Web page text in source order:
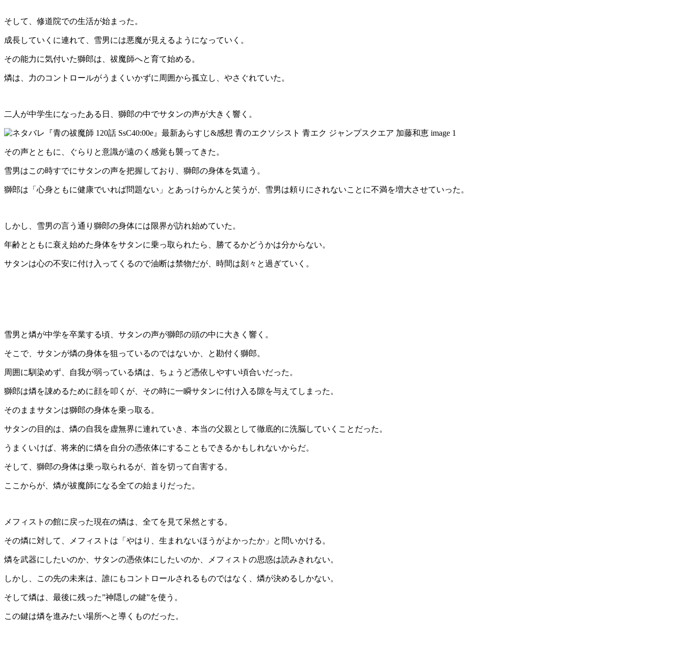
そして、修道院での生活が始まった。
成長していくに連れて、雪男には悪魔が見えるようになっていく。
その能力に気付いた獅郎は、祓魔師へと育て始める。
燐は、力のコントロールがうまくいかずに周囲から孤立し、やさぐれていた。
二人が中学生になったある日、獅郎の中でサタンの声が大きく響く。
その声とともに、ぐらりと意識が遠のく感覚も襲ってきた。
雪男はこの時すでにサタンの声を把握しており、獅郎の身体を気遣う。
獅郎は「心身ともに健康でいれば問題ない」とあっけらかんと笑うが、雪男は頼りにされないことに不満を増大させていった。
しかし、雪男の言う通り獅郎の身体には限界が訪れ始めていた。
年齢とともに衰え始めた身体をサタンに乗っ取られたら、勝てるかどうかは分からない。
サタンは心の不安に付け入ってくるので油断は禁物だが、時間は刻々と過ぎていく。
雪男と燐が中学を卒業する頃、サタンの声が獅郎の頭の中に大きく響く。
そこで、サタンが燐の身体を狙っているのではないか、と勘付く獅郎。
周囲に馴染めず、自我が弱っている燐は、ちょうど憑依しやすい頃合いだった。
獅郎は燐を諌めるために顔を叩くが、その時に一瞬サタンに付け入る隙を与えてしまった。
そのままサタンは獅郎の身体を乗っ取る。
サタンの目的は、燐の自我を虚無界に連れていき、本当の父親として徹底的に洗脳していくことだった。
うまくいけば、将来的に燐を自分の憑依体にすることもできるかもしれないからだ。
そして、獅郎の身体は乗っ取られるが、首を切って自害する。
ここからが、燐が祓魔師になる全ての始まりだった。
メフィストの館に戻った現在の燐は、全てを見て呆然とする。
その燐に対して、メフィストは「やはり、生まれないほうがよかったか」と問いかける。
燐を武器にしたいのか、サタンの憑依体にしたいのか、メフィストの思惑は読みきれない。
しかし、この先の未来は、誰にもコントロールされるものではなく、燐が決めるしかない。
そして燐は、最後に残った”神隠しの鍵”を使う。
この鍵は燐を進みたい場所へと導くものだった。